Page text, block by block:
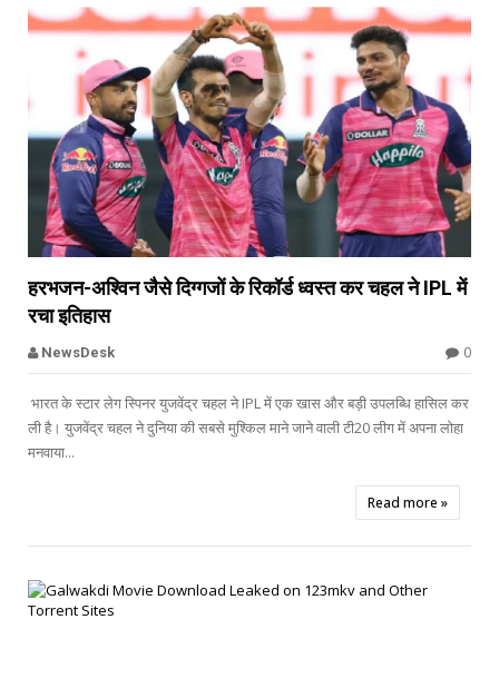

हरभजन-अश्विन जैसे दिग्गजों के रिकॉर्ड ध्वस्त कर चहल ने IPL में
रचा इतिहास
NewsDesk 0
भारत के स्टार लेग स्पिनर युजवेंद्र चहल ने IPL में एक खास और बड़ी उपलब्धि हासिल कर
ली है। युजवेंद्र चहल ने दुनिया की सबसे मुश्किल माने जाने वाली टी20 लीग में अपना लोहा
मनवाया...
Read more »
Offbeat